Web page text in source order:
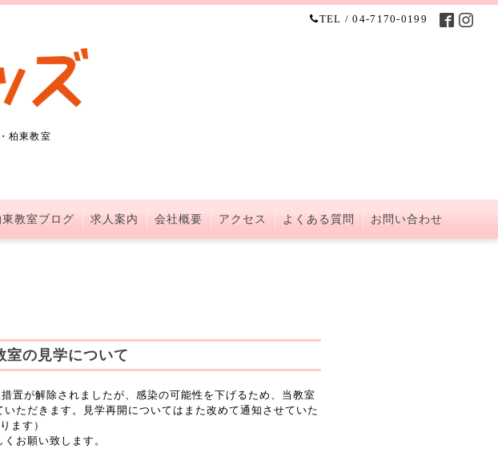
TEL / 04-7170-0199
柏東教室
東教室ブログ 求人案内 会社概要 アクセス よくある質問 お問い合わせ
室の見学について
置が解除されましたが、感染の可能性を下げるため、当教室
ただきます。見学再開についてはまた改めて通知させていた
ます）
お願い致します。